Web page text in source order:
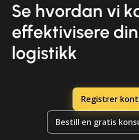
Se hvordan vi
effektivisere
logistikk
Registrer
Bestill en gratis